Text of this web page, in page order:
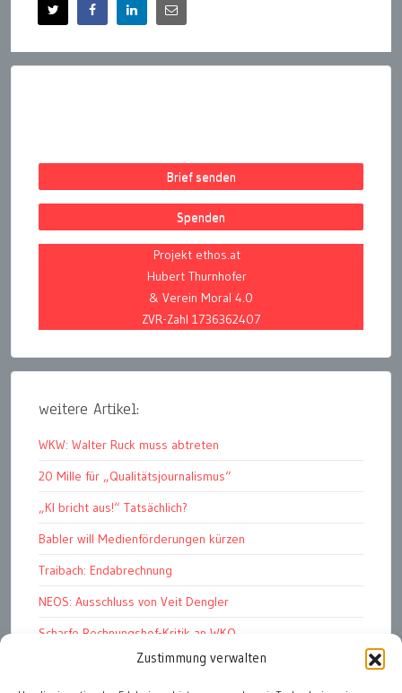
Zustimmung verwalten
Brief senden
Spenden
Projekt ethos.at
Hubert Thurnhofer
& Verein Moral 4.0
ZVR-Zahl 1736362407
weitere Artikel:
WKW: Walter Ruck muss abtreten
20 Mille für „Qualitätsjournalismus“
„KI bricht aus!“ Tatsächlich?
Babler will Medienförderungen kürzen
Traibach: Endabrechnung
NEOS: Ausschluss von Veit Dengler
Scharfe Rechnungshof-Kritik an WKO
Pelletspreise steigen massiv